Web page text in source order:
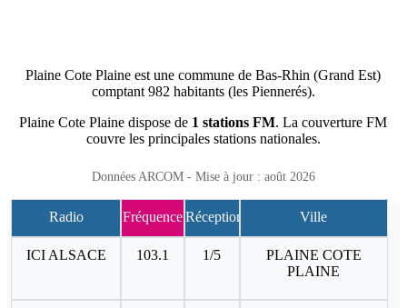
Plaine Cote Plaine est une commune de Bas-Rhin (Grand Est)
comptant 982 habitants (les Piennerés).
Plaine Cote Plaine dispose de 1 stations FM. La couverture FM
couvre les principales stations nationales.
Données ARCOM - Mise à jour : août 2026
Radio FréquenceRéception Ville
ICI ALSACE 103.1 1/5
PLAINE COTE
PLAINE